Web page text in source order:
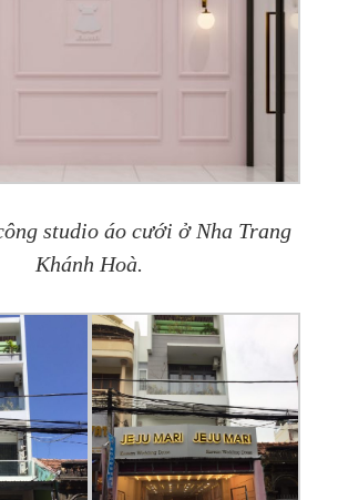
studio áo cưới ở Nha Trang
Khánh Hoà.